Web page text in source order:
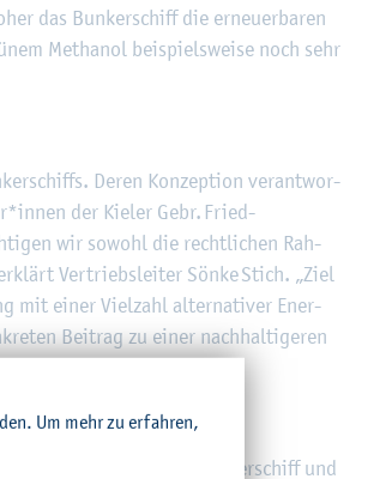
das Bun­ker­schiff die er­neu­er­ba­ren
Me­tha­nol bei­spiels­wei­se noch sehr
Deren Kon­zep­ti­on ver­ant­wor­
der Kie­ler Gebr. Fried­
wir so­wohl die recht­li­chen Rah­
Ver­triebs­lei­ter Sönke Stich. „Ziel
mit einer Viel­zahl al­ter­na­ti­ver En­er­
Bei­trag zu einer nach­hal­ti­ge­ren
für das Mul­ti­fu­el‑Bun­ker­schiff und
Um mehr zu er­fah­ren,